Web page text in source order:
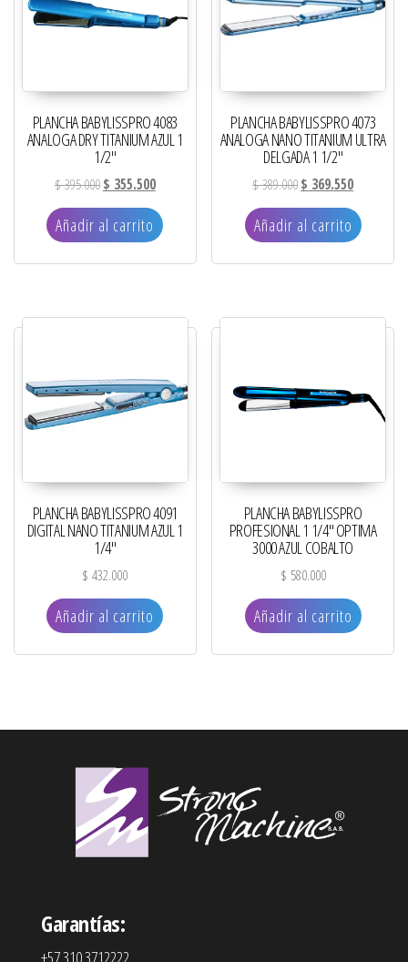
PLANCHA BABYLISSPRO 4083
ANALOGA DRY TITANIUM AZUL 1
1/2″
$395.000El precio original era: $ 395.000.
$ 355.500El precio actual es: $ 355.500.
Añadir al carrito
PLANCHA BABYLISSPRO 4073
ANALOGA NANO TITANIUM ULTRA
DELGADA 1 1/2″
$389.000El precio original era:
$ 369.550El precio
Añadir al carrito
PLANCHA BABYLISSPRO 4091
DIGITAL NANO TITANIUM AZUL 1
1/4″
$ 432.000
Añadir al carrito
PLANCHA BABYLISSPRO
PROFESIONAL 1 1/4″ OPTIMA
3000 AZUL COBALTO
$ 580.000
Añadir al carrito
Garantías:
+57 310 3712222